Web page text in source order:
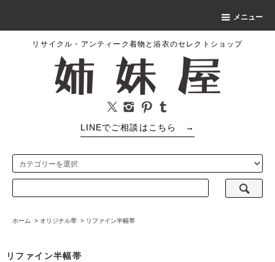
メニュー
リサイクル・アンティーク着物と浴衣のセレクトショップ
LINEでご相談はこちら →
ホーム > オリジナル帯 > リファイン半幅帯
リファイン半幅帯